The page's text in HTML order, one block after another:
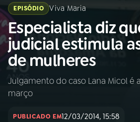
Buscar
na
Rádio
Nacional
Buscar
AO VIVO
INÍCIO
EPISÓDIO Viva Maria
Especialista diz
judicial estimula
de mulheres
Julgamento do caso Lana Micol é
março
PUBLICADO EM12/03/2014, 15:58